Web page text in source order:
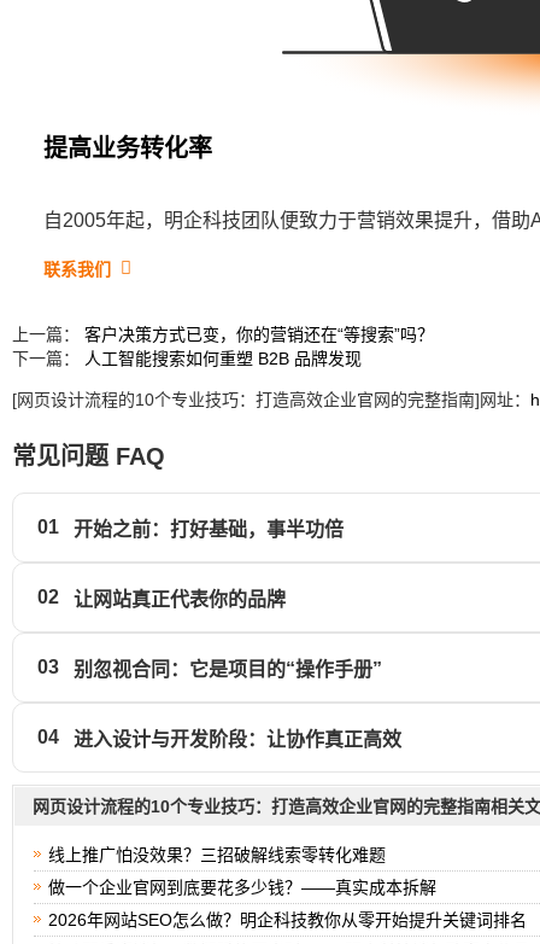
提高业务转化率
自2005年起，明企科技团队便致力于营销效果提升，借
联系我们
上一篇： 客户决策方式已变，你的营销还在“等搜索”吗？
下一篇：
人工智能搜索如何重塑 B2B 品牌发现
[网页设计流程的10个专业技巧：打造高效企业官网的完整指南]网址：
常见问题 FAQ
01 开始之前：打好基础，事半功倍
02 让网站真正代表你的品牌
03 别忽视合同：它是项目的“操作手册”
04 进入设计与开发阶段：让协作真正高效
网页设计流程的10个专业技巧：打造高效企业官网的完整指南相关
线上推广怕没效果？三招破解线索零转化难题
做一个企业官网到底要花多少钱？——真实成本拆解
2026年网站SEO怎么做？明企科技教你从零开始提升关键词排名